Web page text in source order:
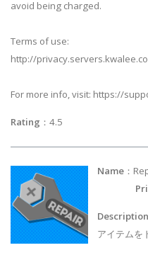
avoid being charged.
Terms of use:
http://
For more info, visit: https://
Rating ：4.5
Name ：
Description
アイテムを